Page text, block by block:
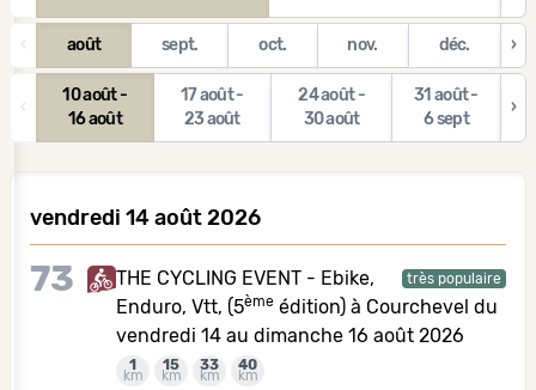
‹ août sept. oct. nov. déc. ›
‹
10 août -
16 août
17 août -
23 août
24 août -
30 août
31 août -
6 sept
›
vendredi 14 août 2026
73 très populaire
THE CYCLING EVENT - Ebike,
Enduro, Vtt, (5ème édition) à Courchevel du
vendredi 14 au dimanche 16 août 2026
1
km
15
km
33
km
40
km